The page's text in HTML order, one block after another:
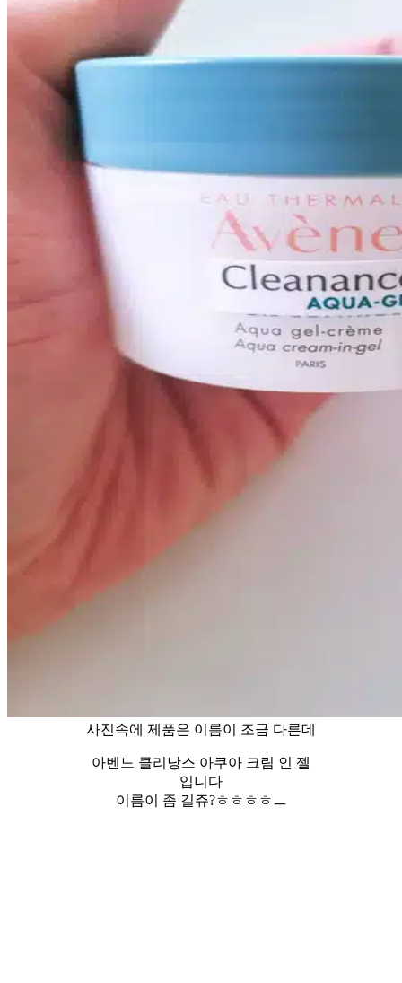
사진속에 제품은 이름이 조금 다른데
아벤느 클리낭스 아쿠아 크림 인 젤
입니다
이름이 좀 길쥬?ㅎㅎㅎㅎㅡ